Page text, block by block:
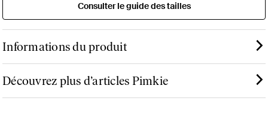
Consulter le guide des tailles
Informations du produit
Découvrez plus d’articles Pimkie